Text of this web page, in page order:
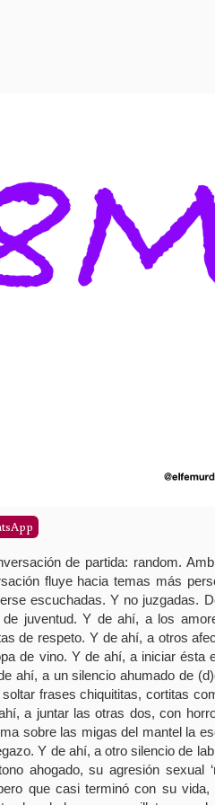
de partida: random.
fluye hacia temas más
escuchadas. Y no juzgadas.
juventud. Y de ahí, a los
de respeto. Y de ahí, a otros
de vino. Y de ahí, a iniciar ésta
ahí, a un silencio ahumado de
frases chiquititas, cortitas
a juntar las otras dos, con
sobre las migas del mantel la
Y de ahí, a otro silencio de
ahogado, su agresión sexual
que casi terminó con su vida,